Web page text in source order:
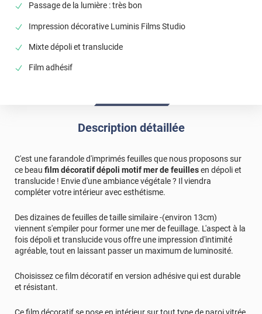
Passage de la lumière : très bon
Impression décorative Luminis Films Studio
Mixte dépoli et translucide
Film adhésif
Description détaillée
C'est une farandole d'imprimés feuilles que nous proposons sur
ce beau film décoratif dépoli motif mer de feuillesen dépoli et
translucide ! Envie d'une ambiance végétale ? Il viendra
compléter votre intérieur avec esthétisme.
Des dizaines de feuilles de taille similaire -(environ 13cm)
viennent s'empiler pour former une mer de feuillage. L'aspect à la
fois dépoli et translucide vous offre une impression d'intimité
agréable, tout en laissant passer un maximum de luminosité.
Choisissez ce film décoratif en version adhésive qui est durable
et résistant.
Ce film décoratif se pose en intérieur sur tout type de paroi vitrée,